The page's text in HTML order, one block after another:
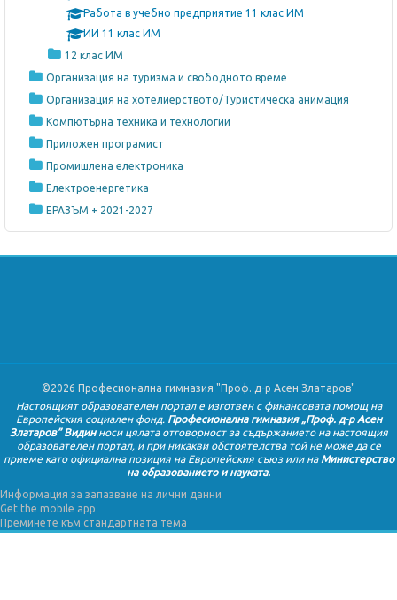
Работа в учебно предприятие 11 клас ИМ
ИИ 11 клас ИМ
12 клас ИМ
Организация на туризма и свободното време
Организация на хотелиерството/Туристическа анимация
Компютърна техника и технологии
Приложен програмист
Промишлена електроника
Електроенергетика
ЕРАЗЪМ + 2021-2027
©2026 Професионална гимназия "Проф. д-р Асен Златаров"
Настоящият образователен портал е изготвен с финансовата помощ на
Европейския социален фонд. Професионална гимназия „Проф. д-р Асен
Златаров” Видин носи цялата отговорност за съдържанието на настоящия
образователен портал, и при никакви обстоятелства той не може да се
приеме като официална позиция на Европейския съюз или наМинистерство
на образованието и науката.
Информация за запазване на лични данни
Get the mobile app
Преминете към стандартната тема